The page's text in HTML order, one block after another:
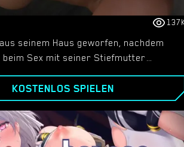
seinem Haus geworfen, nachdem
beim Sex mit seiner Stiefmutter
Jetzt lebt er bei seiner Mutter, einer
und sehr sinnlichen Frau. Jason
aber seine Mutter ist furchtbar
neuer Job in einer Dessous-Firma
neu erwecken …
KOSTENLOS SPIELEN